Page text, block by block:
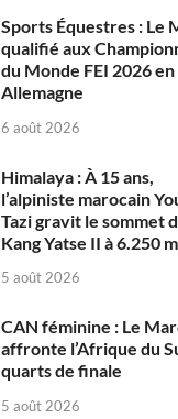
Sports Équestres : Le
qualifié aux
du Monde FEI 2026 en
Allemagne
6 août 2026
Himalaya : À 15 ans,
l’alpiniste marocain
Tazi gravit le sommet
Kang Yatse II à 6.250 m
5 août 2026
CAN féminine : Le
affronte l’Afrique du
quarts de finale
5 août 2026